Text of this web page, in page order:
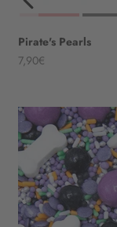
Pirate's Pearls
Angebot
7,90€